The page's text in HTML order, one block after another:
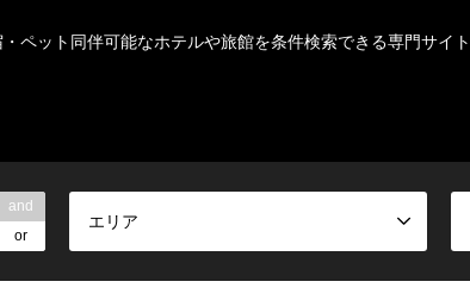
ペット同伴可能なホテルや旅館を条件検索できる専門サイト
and
or
エリア